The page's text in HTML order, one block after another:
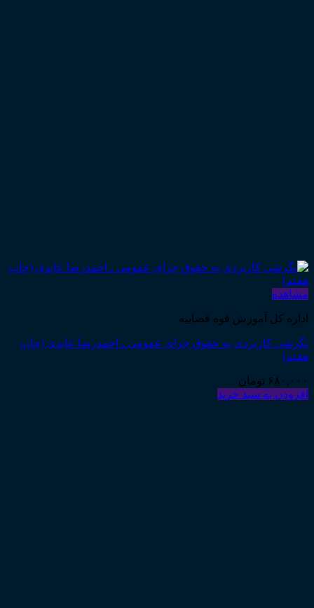
مشاهده
اداره کل آموزش قوه قضاییه
نگرشی کاربردی به حقوق جزای عمومی ـ احمدرضا عابدی (چاپ
هفتم)
۶۸۰,۰۰۰ تومان
افزودن به سبد خرید